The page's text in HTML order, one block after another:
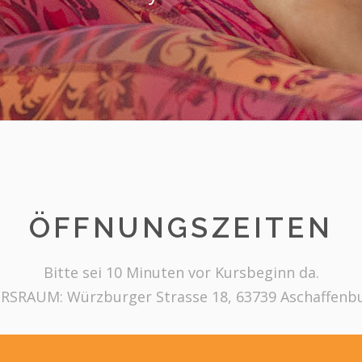
ÖFFNUNGSZEITEN
Bitte sei 10 Minuten vor Kursbeginn da.
Würzburger Strasse 18, 63739